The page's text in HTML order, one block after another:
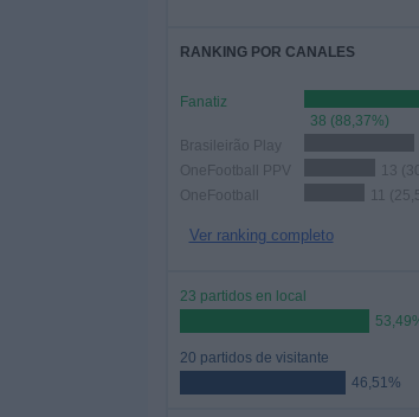
RANKING POR CANALES
Fanatiz
38 (88,37%)
Brasileirão Play
OneFootball PPV
13
OneFootball
11
Ver ranking completo
23 partidos en local
20 partidos de visitante
46,51%